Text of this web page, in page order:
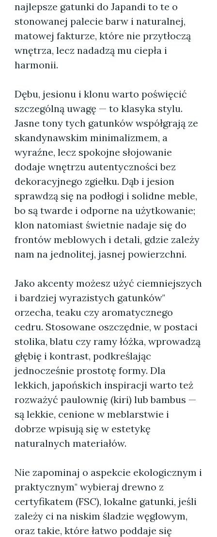
najlepsze gatunki do Japandi to te o
stonowanej palecie barw i naturalnej,
matowej fakturze, które nie przytłoczą
wnętrza, lecz nadadzą mu ciepła i
harmonii.
Dębu, jesionu i klonu warto poświęcić
szczególną uwagę — to klasyka stylu.
Jasne tony tych gatunków współgrają ze
skandynawskim minimalizmem, a
wyraźne, lecz spokojne słojowanie
dodaje wnętrzu autentyczności bez
dekoracyjnego zgiełku. Dąb i jesion
sprawdzą się na podłogi i solidne meble,
bo są twarde i odporne na użytkowanie;
klon natomiast świetnie nadaje się do
frontów meblowych i detali, gdzie zależy
nam na jednolitej, jasnej powierzchni.
Jako akcenty możesz użyć ciemniejszych
i bardziej wyrazistych gatunków"
orzecha, teaku czy aromatycznego
cedru. Stosowane oszczędnie, w postaci
stolika, blatu czy ramy łóżka, wprowadzą
głębię i kontrast, podkreślając
jednocześnie prostotę formy. Dla
lekkich, japońskich inspiracji warto też
rozważyć paulownię (kiri) lub bambus —
są lekkie, cenione w meblarstwie i
dobrze wpisują się w estetykę
naturalnych materiałów.
Nie zapominaj o aspekcie ekologicznym i
praktycznym" wybieraj drewno z
certyfikatem (FSC), lokalne gatunki, jeśli
zależy ci na niskim śladzie węglowym,
oraz takie, które łatwo poddaje się